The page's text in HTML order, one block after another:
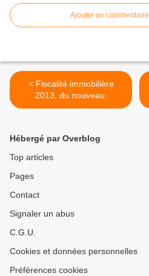
Ajouter un commentaire
< Fiscalité immobilière
2013, du nouveau.
Hébergé par Overblog
Top articles
Pages
Contact
Signaler un abus
C.G.U.
Cookies et données personnelles
Préférences cookies